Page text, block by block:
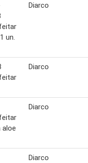
un.
Diarco
Diarco
aloe
Diarco
Diarco